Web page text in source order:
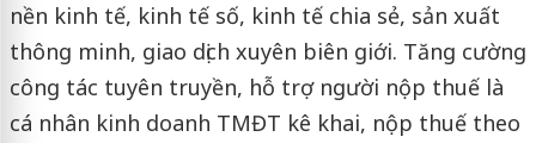
nền kinh tế, kinh tế số, kinh tế chia sẻ, sản xuất
thông minh, giao dịch xuyên biên giới. Tăng cường
công tác tuyên truyền, hỗ trợ người nộp thuế là
cá nhân kinh doanh TMĐT kê khai, nộp thuế theo